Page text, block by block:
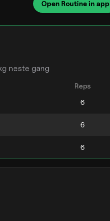
Open Routine in app
neste gang
Reps